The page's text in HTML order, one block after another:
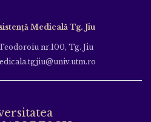
Medicală Tg. Jiu
nr.100, Tg. Jiu